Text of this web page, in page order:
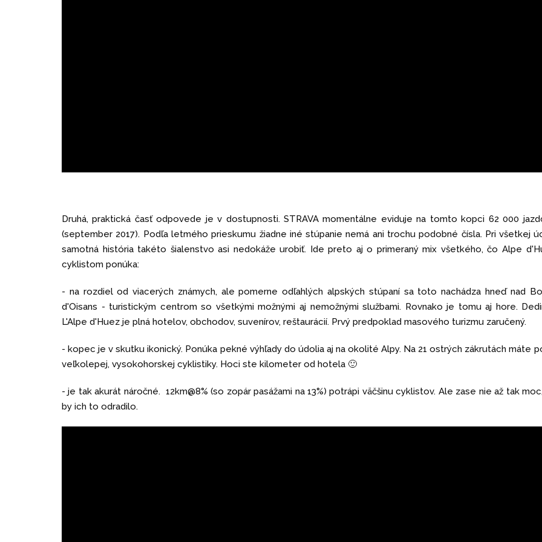
Druhá, praktická časť odpovede je v dostupnosti. STRAVA momentálne eviduje na tomto kopci 62 000
(september 2017). Podľa letmého prieskumu žiadne iné stúpanie nemá ani trochu podobné čísla. Pri všetkej
samotná história takéto šialenstvo asi nedokáže urobiť. Ide preto aj o primeraný mix všetkého, čo Alpe
cyklistom ponúka:
- na rozdiel od viacerých známych, ale pomerne odľahlých alpských stúpaní sa toto nachádza hneď nad
d'Oisans - turistickým centrom so všetkými možnými aj nemožnými službami. Rovnako je tomu aj hore.
L'Alpe d'Huez je plná hotelov, obchodov, suvenírov, reštaurácií. Prvý predpoklad masového turizmu zaručený.
- kopec je v skutku ikonický. Ponúka pekné výhľady do údolia aj na okolité Alpy. Na 21 ostrých zákrutách máte
veľkolepej, vysokohorskej cyklistiky. Hoci ste kilometer od hotela 🙂
- je tak akurát náročné. 12km@8% (so zopár pasážami na 13%) potrápi väčšinu cyklistov. Ale zase nie až tak
by ich to odradilo.